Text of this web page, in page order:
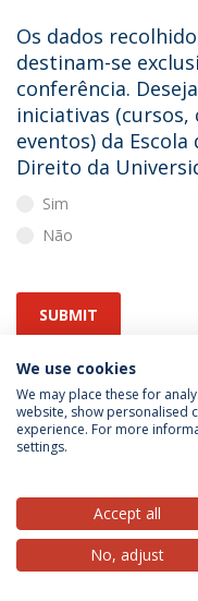
Os dados
destinam-se
conferência.
iniciativas
eventos) da
Direito da
Sim
Não
SUBMIT
Privacy Policy
© 2026
We use cookies
We may place these for
website, show personalised
experience. For more
settings.
Accept all
No, adjust